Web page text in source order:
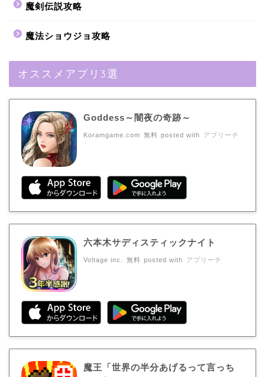
魔剣伝説攻略
魔法ショウジョ攻略
オススメアプリ3選
Goddess～闇夜の奇跡～
Koramgame.com 無料 posted with アプリーチ
六本木サディスティックナイト
Voltage inc. 無料 posted with アプリーチ
魔王「世界の半分あげるって言っち